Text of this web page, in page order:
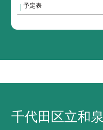
予定表
千代田区立和